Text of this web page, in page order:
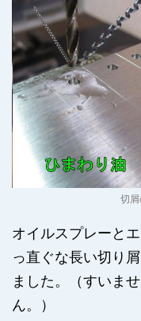
切屑
オイルスプレーと
っ直ぐな長い切り
ました。（すいま
ん。）